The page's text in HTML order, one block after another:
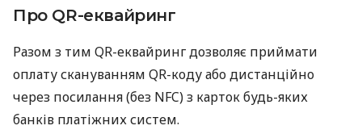
Про QR-еквайринг
Разом з тим QR-еквайринг дозволяє приймати
оплату скануванням QR-коду або дистанційно
через посилання (без NFC) з карток будь-яких
банків платіжних систем.